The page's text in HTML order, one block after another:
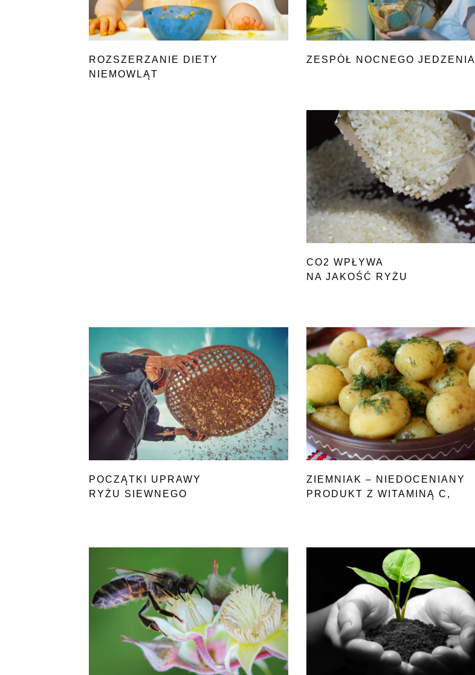
ROZSZERZANIE DIETY
NIEMOWLĄT
ZESPÓŁ NOCNEGO JEDZENIA
CO2 WPŁYWA
NA JAKOŚĆ RYŻU
POCZĄTKI UPRAWY
RYŻU SIEWNEGO
ZIEMNIAK – NIEDOCENIANY
PRODUKT Z WITAMINĄ C,